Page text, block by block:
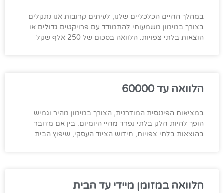
במהלך החיים הכלכליים שלנו, לעיתים קרובות אנו נתקלים
בצורך במימון משמעותי להתמודד עם פרויקטים גדולים או
הוצאות בלתי צפויות. הלוואה בסכום של 250 אלף שקל
הלוואה עד 60000
במציאות הפיננסית המודרנית, הצורך במימון מהיר וגמיש
הופך להיות חלק בלתי נפרד מחיי היומיום. בין אם מדובר
בהוצאות בלתי צפויות, חידוש הציוד העסקי, שיפוץ הבית
הלוואה במזומן מיידי עד הבית